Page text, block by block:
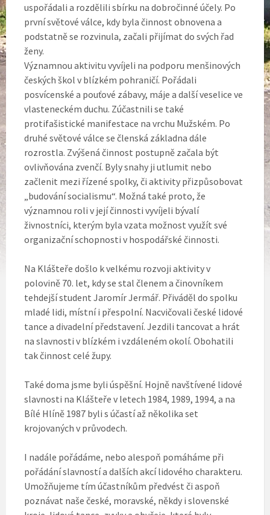
uspořádali a rozdělili sbírku na dobročinné účely. Po
první světové válce, kdy byla činnost obnovena a
podstatně se rozvinula, začali přijímat do svých řad
ženy.
Významnou aktivitu vyvíjeli na podporu menšinových
českých škol v blízkém pohraničí. Pořádali
posvícenské a pouťové zábavy, máje a další veselice ve
vlasteneckém duchu. Zúčastnili se také
protifašistické manifestace na vrchu Mužském. Po
druhé světové válce se členská základna dále
rozrostla. Zvýšená činnost postupně začala být
ovlivňována zvenčí. Byly snahy ji utlumit nebo
začlenit mezi řízené spolky, či aktivity přizpůsobovat
„budování socialismu“. Možná také proto, že
významnou roli v její činnosti vyvíjeli bývalí
živnostníci, kterým byla vzata možnost využít své
organizační schopnosti v hospodářské činnosti.
Na Klášteře došlo k velkému rozvoji aktivity v
polovině 70. let, kdy se stal členem a činovníkem
tehdejší student Jaromír Jermář. Přiváděl do spolku
mladé lidi, místní i přespolní. Nacvičovali české lidové
tance a divadelní představení. Jezdili tancovat a hrát
na slavnosti v blízkém i vzdáleném okolí. Obohatili
tak činnost celé župy.
Také doma jsme byli úspěšní. Hojně navštívené lidové
slavnosti na Klášteře v letech 1984, 1989, 1994, a na
Bílé Hlíně 1987 byli s účastí až několika set
krojovaných v průvodech.
I nadále pořádáme, nebo alespoň pomáháme při
pořádání slavností a dalších akcí lidového charakteru.
Umožňujeme tím účastníkům předvést či aspoň
poznávat naše české, moravské, někdy i slovenské